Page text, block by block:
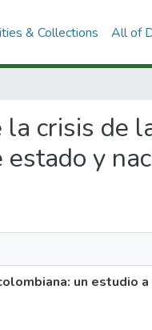
& Collections All of
crisis de
y
un estudio